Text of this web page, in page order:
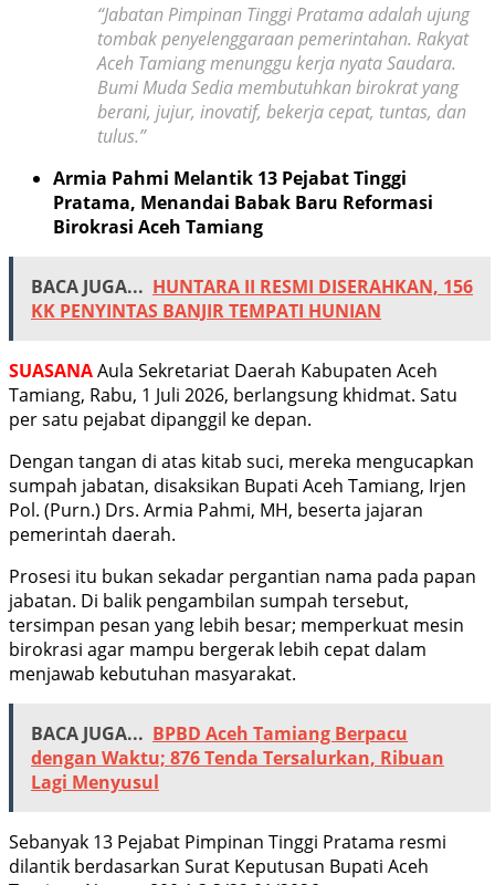
“Jabatan Pimpinan Tinggi Pratama adalah ujung
tombak penyelenggaraan pemerintahan. Rakyat
Aceh Tamiang menunggu kerja nyata Saudara.
Bumi Muda Sedia membutuhkan birokrat yang
berani, jujur, inovatif, bekerja cepat, tuntas, dan
tulus.”
Armia Pahmi Melantik 13 Pejabat Tinggi
Pratama, Menandai Babak Baru Reformasi
Birokrasi Aceh Tamiang
BACA JUGA... HUNTARA II RESMI DISERAHKAN, 156
KK PENYINTAS BANJIR TEMPATI HUNIAN
SUASANAAula Sekretariat Daerah Kabupaten Aceh
Tamiang, Rabu, 1 Juli 2026, berlangsung khidmat. Satu
per satu pejabat dipanggil ke depan.
Dengan tangan di atas kitab suci, mereka mengucapkan
sumpah jabatan, disaksikan Bupati Aceh Tamiang, Irjen
Pol. (Purn.) Drs. Armia Pahmi, MH, beserta jajaran
pemerintah daerah.
Prosesi itu bukan sekadar pergantian nama pada papan
jabatan. Di balik pengambilan sumpah tersebut,
tersimpan pesan yang lebih besar; memperkuat mesin
birokrasi agar mampu bergerak lebih cepat dalam
menjawab kebutuhan masyarakat.
BACA JUGA... BPBD Aceh Tamiang Berpacu
dengan Waktu; 876 Tenda Tersalurkan, Ribuan
Lagi Menyusul
Sebanyak 13 Pejabat Pimpinan Tinggi Pratama resmi
dilantik berdasarkan Surat Keputusan Bupati Aceh